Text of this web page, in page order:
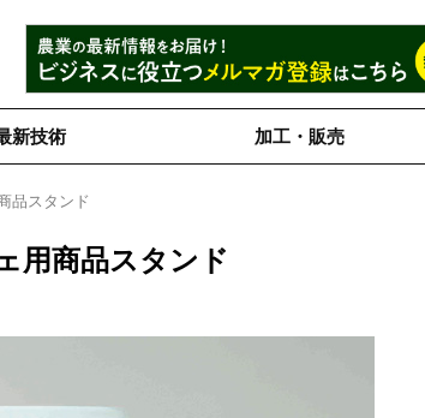
新技術 加工・販売
品スタンド
用商品スタンド